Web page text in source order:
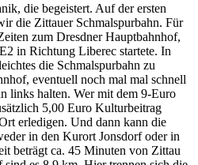
die begeistert. Auf der ersten
die Zittauer Schmalspurbahn. Für
zum Dresdner Hauptbahnhof,
in Richtung Liberec startete. In
die Schmalspurbahn zu
eventuell noch mal mal schnell
links halten. Wer mit dem 9-Euro
5,00 Euro Kulturbeitrag
erledigen. Und dann kann die
in den Kurort Jonsdorf oder in
beträgt ca. 45 Minuten von Zittau